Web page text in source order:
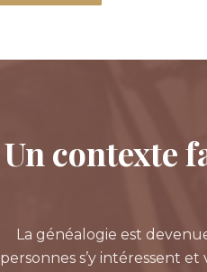
Un contexte
La généalogie est
personnes s’y intéressent et